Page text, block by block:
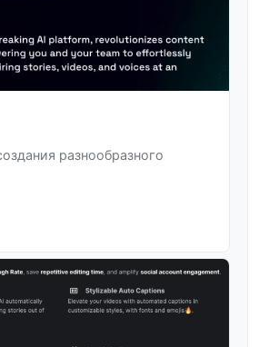
разнообразного